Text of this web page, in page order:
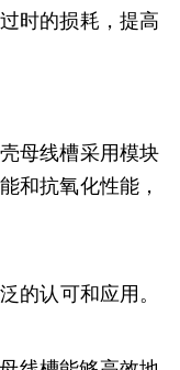
时的损耗，提高
母线槽采用模块
和抗氧化性能，
的认可和应用。